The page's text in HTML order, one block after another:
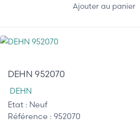
Ajouter au panier
DEHN 952070
DEHN
Etat : Neuf
Référence : 952070